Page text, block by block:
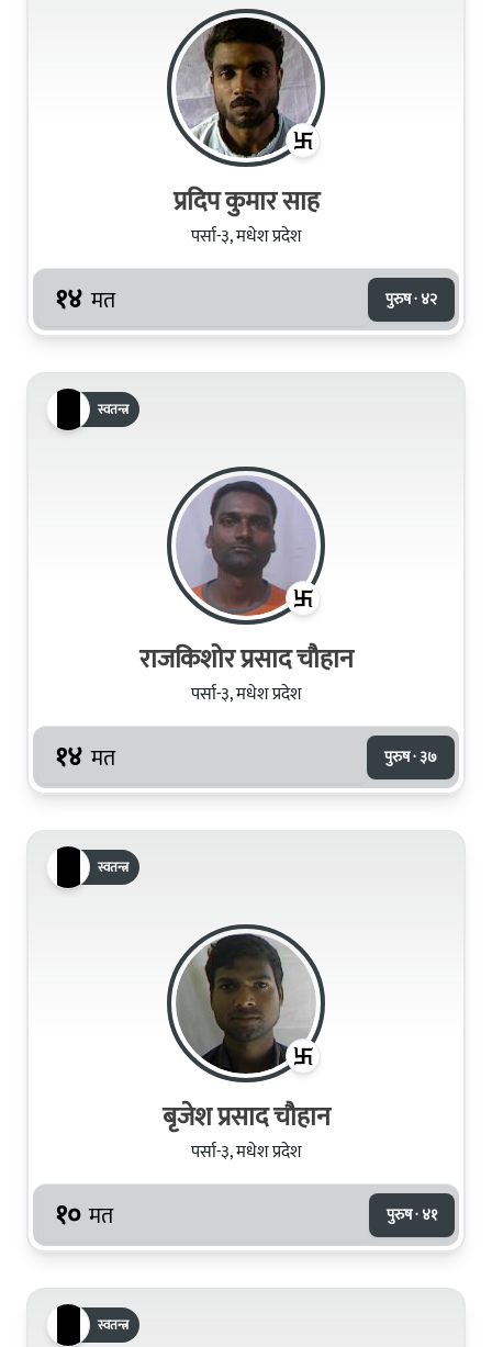
प्रदिप कुमार साह
पर्सा-३, मधेश प्रदेश
१४ मत पुरुष · ४२
स्वतन्त्र
राजकिशोर प्रसाद चौहान
पर्सा-३, मधेश प्रदेश
१४ मत पुरुष · ३७
स्वतन्त्र
बृजेश प्रसाद चौहान
पर्सा-३, मधेश प्रदेश
१० मत पुरुष · ४१
स्वतन्त्र